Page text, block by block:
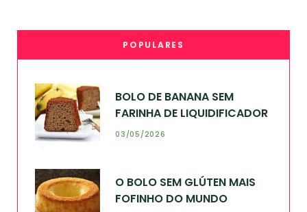
POPULARES
BOLO DE BANANA SEM
FARINHA DE LIQUIDIFICADOR
03/05/2026
O BOLO SEM GLÚTEN MAIS
FOFINHO DO MUNDO